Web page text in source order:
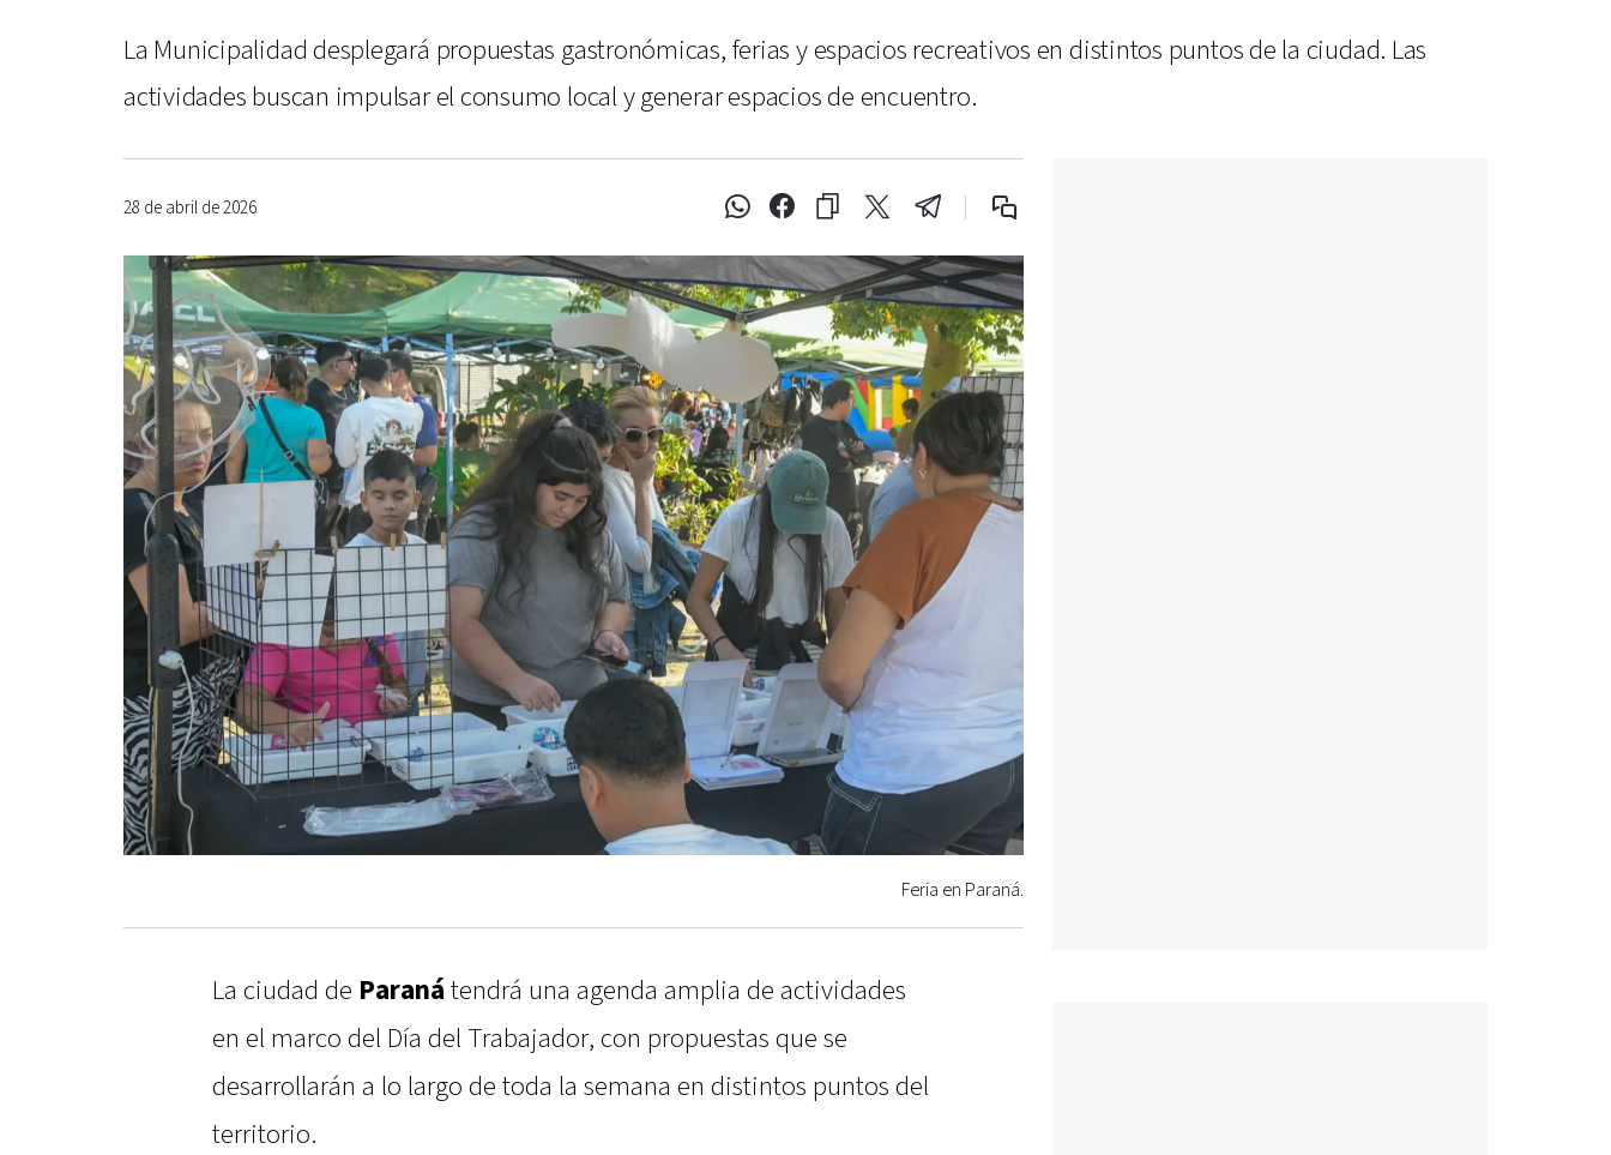
La Municipalidad desplegará propuestas gastronómicas, ferias y espacios recreativos en distintos puntos de la ciudad. Las
actividades buscan impulsar el consumo local y generar espacios de encuentro.
28 de abril de 2026
Feria en Paraná.
La ciudad de Paraná tendrá una agenda amplia de actividades
en el marco del Día del Trabajador, con propuestas que se
desarrollarán a lo largo de toda la semana en distintos puntos del
territorio.